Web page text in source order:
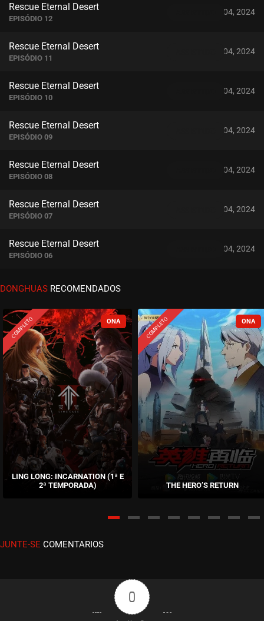
Rescue Eternal Desert
EPISÓDIO 12
abril 04, 2024
Rescue Eternal Desert
EPISÓDIO 11
abril 04, 2024
Rescue Eternal Desert
EPISÓDIO 10
abril 04, 2024
Rescue Eternal Desert
EPISÓDIO 09
abril 04, 2024
Rescue Eternal Desert
EPISÓDIO 08
abril 04, 2024
Rescue Eternal Desert
EPISÓDIO 07
abril 04, 2024
Rescue Eternal Desert
EPISÓDIO 06
abril 04, 2024
Rescue Eternal Desert
EPISÓDIO 05
ASSISTIDO
Rescue Eternal Desert
EPISÓDIO 04
abril 04, 2024
ASSISTIDO
Rescue Eternal Desert
EPISÓDIO 03
abril 04, 2024
ASSISTIDO
Rescue Eternal Desert
EPISÓDIO 02
abril 04, 2024
ASSISTIDO
Rescue Eternal Desert
EPISÓDIO 01
abril 04, 2024
DONGHUAS RECOMENDADOS
COMPLETO
LING LONG: INCARNATION (1ª E
2ª TEMPORADA)
COMPLETO
THE HERO’S RETURN
JUNTE-SE COMENTARIOS
0